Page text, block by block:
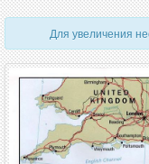
Для увеличения